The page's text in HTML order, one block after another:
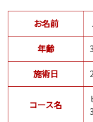
お名前
年齢
施術日
コース名